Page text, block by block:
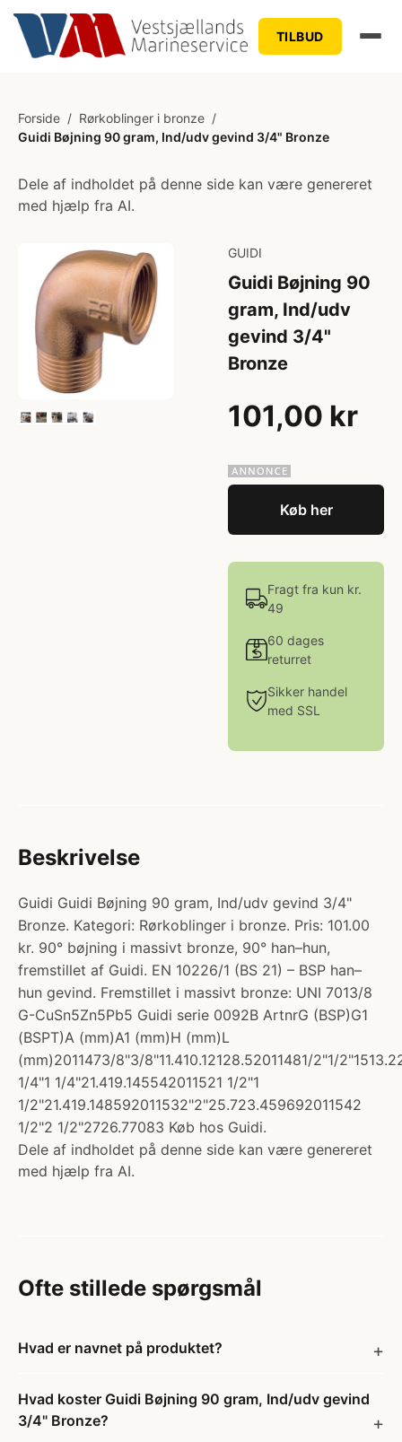
TILBUD
Forside / Rørkoblinger i bronze /
Guidi Bøjning 90 gram, Ind/udv gevind 3/4" Bronze
Dele af indholdet på denne side kan være genereret
med hjælp fra AI.
GUIDI
Guidi Bøjning 90
gram, Ind/udv
gevind 3/4"
Bronze
101,00 kr
Køb her
Fragt fra kun kr.
49
60 dages
returret
Sikker handel
med SSL
Beskrivelse
Guidi Guidi Bøjning 90 gram, Ind/udv gevind 3/4"
Bronze. Kategori: Rørkoblinger i bronze. Pris: 101.00
kr. 90° bøjning i massivt bronze, 90° han–hun,
fremstillet af Guidi. EN 10226/1 (BS 21) – BSP han–
hun gevind. Fremstillet i massivt bronze: UNI 7013/8
G-CuSn5Zn5Pb5 Guidi serie 0092B ArtnrG (BSP)G1
(BSPT)A (mm)A1 (mm)H (mm)L
(mm)2011473/8"3/8"11.410.12128.52011481/2"1/
1/4"1 1/4"21.419.145542011521 1/2"1
1/2"21.419.148592011532"2"25.723.459692011542
1/2"2 1/2"2726.77083 Køb hos Guidi.
Dele af indholdet på denne side kan være genereret
med hjælp fra AI.
Ofte stillede spørgsmål
Hvad er navnet på produktet?
Hvad koster Guidi Bøjning 90 gram, Ind/udv gevind
3/4" Bronze?